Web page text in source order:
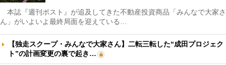
本誌『週刊ポスト』が追及してきた不動産投資商品「みんなで大家さ
ん」がいよいよ最終局面を迎えている…
【独走スクープ・みんなで大家さん】二転三転した“成田プロジェク
ト”の計画変更の裏で起き…